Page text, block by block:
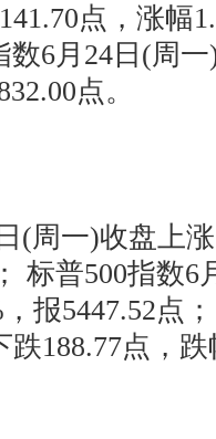
点，涨幅
6月24日(周一
点。
一)收盘上涨
标普500指数
报5447.52点
188.77点，